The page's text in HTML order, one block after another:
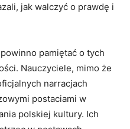
jak walczyć o prawdę i
pamiętać ⁢o tych
Nauczyciele,​ mimo że
narracjach
postaciami⁢ w
polskiej kultury.‌ Ich